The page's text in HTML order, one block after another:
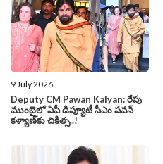
9 July 2026
Deputy CM Pawan Kalyan: రేపు
ముంబైలో ఏపీ డిప్యూటీ సీఎం పవన్‌
కళ్యాణ్‌కు చికిత్స..!